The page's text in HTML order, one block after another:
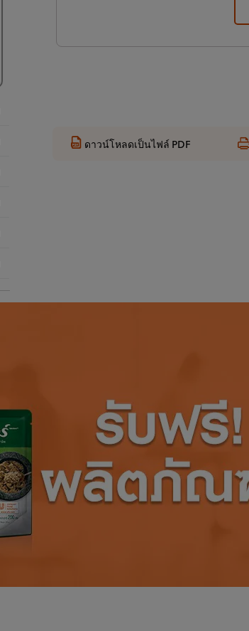
ดาวน์โหลดเป็นไฟล์ PDF